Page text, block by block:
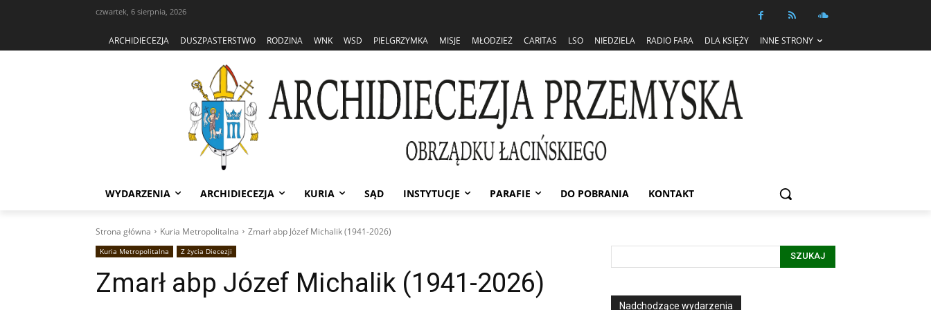
czwartek, 6 sierpnia, 2026
ARCHIDIECEZJA DUSZPASTERSTWO RODZINA WNK WSD PIELGRZYMKA MISJE MŁODZIEŻ CARITAS LSO NIEDZIELA RADIO FARA DLA KSIĘŻY INNE STRONY
WYDARZENIA ARCHIDIECEZJA KURIA SĄD INSTYTUCJE PARAFIE DO POBRANIA KONTAKT
Strona główna Kuria Metropolitalna Zmarł abp Józef Michalik (1941-2026)
Kuria Metropolitalna Z życia Diecezji
Zmarł abp Józef Michalik (1941-2026)
SZUKAJ
Nadchodzące wydarzenia